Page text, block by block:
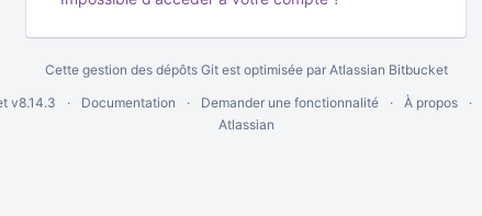
Cette gestion des dépôts Git est optimisée par Atlassian Bitbucket
v8.14.3 Documentation Demander une fonctionnalité À propos
Atlassian